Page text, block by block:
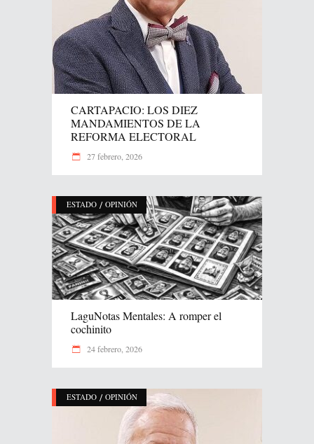
CARTAPACIO: LOS DIEZ
MANDAMIENTOS DE LA
REFORMA ELECTORAL
27 febrero, 2026
ESTADO / OPINIÓN
LaguNotas Mentales: A romper el
cochinito
24 febrero, 2026
ESTADO / OPINIÓN